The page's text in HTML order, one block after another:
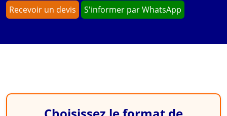
Recevoir un devis S'informer par WhatsApp